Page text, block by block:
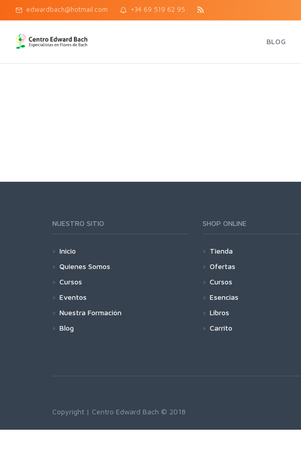
edwardbach@hotmail.com +34 69 519 62 95
BLOG
NUESTRO SITIO
Inicio
Quienes Somos
Cursos
Eventos
Nuestra Formación
Blog
SHOP ONLINE
Tienda
Ofertas
Cursos
Esencias
Libros
Carrito
Copyright | Centro Edward Bach © 2018